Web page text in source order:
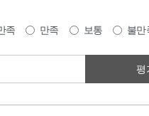
족 만족 보통 불만